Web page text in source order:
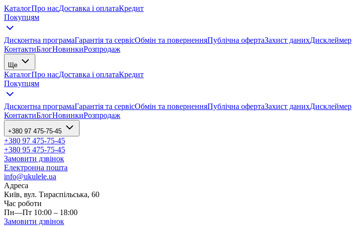
КаталогПро насДоставка і оплатаКредит
Покупцям
Дисконтна програмаГарантія та сервісОбмін та поверненняПублічна офертаЗахист данихДисклеймер
КонтактиБлогНовинкиРозпродаж
Ще
КаталогПро насДоставка і оплатаКредит
Покупцям
Дисконтна програмаГарантія та сервісОбмін та поверненняПублічна офертаЗахист данихДисклеймер
КонтактиБлогНовинкиРозпродаж
+380 97 475-75-45
+380 97 475-75-45
+380 95 475-75-45
Замовити дзвінок
Електронна пошта
info@ukulele.ua
Адреса
Київ, вул. Тираспільська, 60
Час роботи
Пн—Пт 10:00 – 18:00
Замовити дзвінок